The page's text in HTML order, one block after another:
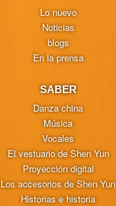
Lo nuevo
Noticias
blogs
En la prensa
SABER
Danza china
Música
Vocales
El vestuario de Shen Yun
Proyección digital
Los accesorios de Shen Yun
Historias e historia